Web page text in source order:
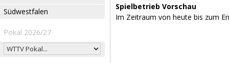
Südwestfalen
Pokal 2026/27
Spielbetrieb Vorschau
Im Zeitraum von heute bis zum